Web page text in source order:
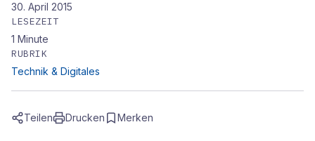
30. April 2015
LESEZEIT
1 Minute
RUBRIK
Technik & Digitales
Teilen Drucken Merken